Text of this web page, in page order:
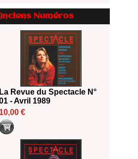
Le palmarès des prix SACD
Les 10 lauréats du Fonds
Formes Théâtre 2026
Nomination de Nathalie
et Olivier Saccomano à
direction du Théâtre de
- CDN
2026
Dispositif SACD Auteurs
: les lauréats 2026
Numéros
La Revue du Spectacle N°
- Avril 1989
10,00 €